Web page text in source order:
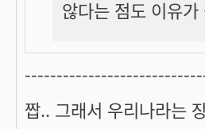
않다는 점도 이유
짭.. 그래서 우리나라는